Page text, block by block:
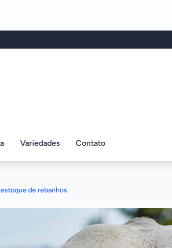
Variedades Contato
de rebanhos